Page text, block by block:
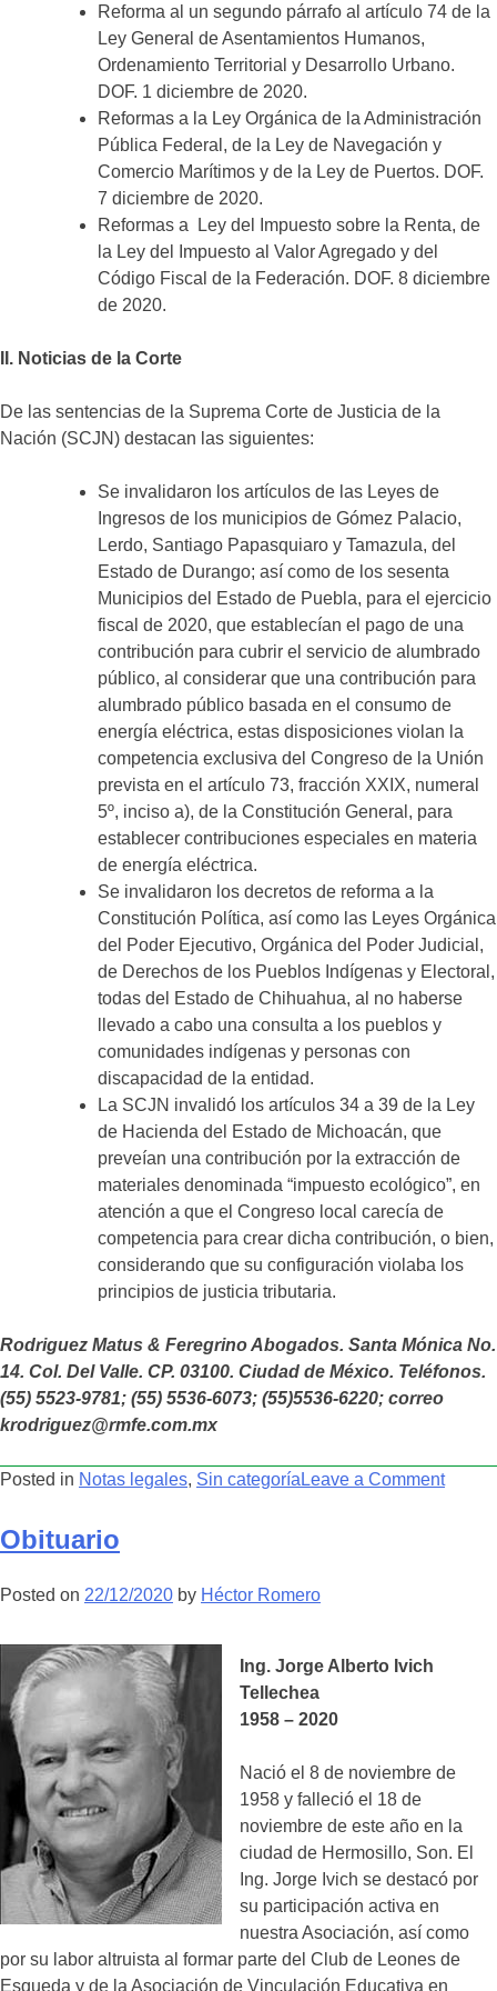
Reforma al un segundo párrafo al artículo 74 de la
Ley General de Asentamientos Humanos,
Ordenamiento Territorial y Desarrollo Urbano.
DOF. 1 diciembre de 2020.
Reformas a la Ley Orgánica de la Administración
Pública Federal, de la Ley de Navegación y
Comercio Marítimos y de la Ley de Puertos. DOF.
7 diciembre de 2020.
Reformas a Ley del Impuesto sobre la Renta, de
la Ley del Impuesto al Valor Agregado y del
Código Fiscal de la Federación. DOF. 8 diciembre
de 2020.
II. Noticias de la Corte
De las sentencias de la Suprema Corte de Justicia de la
Nación (SCJN) destacan las siguientes:
Se invalidaron los artículos de las Leyes de
Ingresos de los municipios de Gómez Palacio,
Lerdo, Santiago Papasquiaro y Tamazula, del
Estado de Durango; así como de los sesenta
Municipios del Estado de Puebla, para el ejercicio
fiscal de 2020, que establecían el pago de una
contribución para cubrir el servicio de alumbrado
público, al considerar que una contribución para
alumbrado público basada en el consumo de
energía eléctrica, estas disposiciones violan la
competencia exclusiva del Congreso de la Unión
prevista en el artículo 73, fracción XXIX, numeral
5º, inciso a), de la Constitución General, para
establecer contribuciones especiales en materia
de energía eléctrica.
Se invalidaron los decretos de reforma a la
Constitución Política, así como las Leyes Orgánica
del Poder Ejecutivo, Orgánica del Poder Judicial,
de Derechos de los Pueblos Indígenas y Electoral,
todas del Estado de Chihuahua, al no haberse
llevado a cabo una consulta a los pueblos y
comunidades indígenas y personas con
discapacidad de la entidad.
La SCJN invalidó los artículos 34 a 39 de la Ley
de Hacienda del Estado de Michoacán, que
preveían una contribución por la extracción de
materiales denominada “impuesto ecológico”, en
atención a que el Congreso local carecía de
competencia para crear dicha contribución, o bien,
considerando que su configuración violaba los
principios de justicia tributaria.
Rodriguez Matus & Feregrino Abogados. Santa Mónica No.
14. Col. Del Valle. CP. 03100. Ciudad de México. Teléfonos.
(55) 5523-9781; (55) 5536-6073; (55)5536-6220; correo
krodriguez@rmfe.com.mx
Posted in Notas legales, Sin categoría Leave a Commenton
Obituario
Posted on 22/12/2020 by Héctor Romero
Ing. Jorge Alberto Ivich
Tellechea
1958 – 2020
Nació el 8 de noviembre de
1958 y falleció el 18 de
noviembre de este año en la
ciudad de Hermosillo, Son. El
Ing. Jorge Ivich se destacó por
su participación activa en
nuestra Asociación, así como
por su labor altruista al formar parte del Club de Leones de
Esqueda y de la Asociación de Vinculación Educativa en